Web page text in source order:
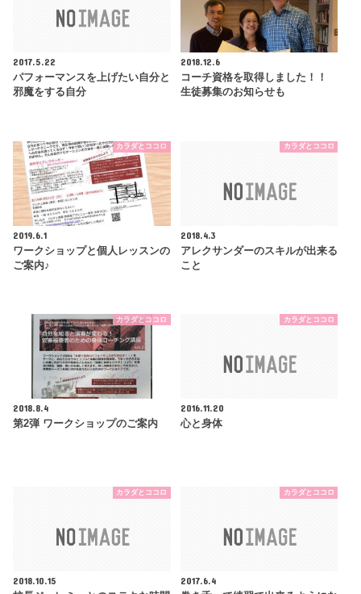
2017.5.22
パフォーマンスを上げたい自分と
邪魔をする自分
2018.12.6
コーチ資格を取得しました！！
生徒募集のお知らせも
カラダとココロ
2019.6.1
ワークショップと個人レッスンの
ご案内♪
カラダとココロ
2018.4.3
アレクサンダーのスキルが出来る
こと
カラダとココロ
2018.8.4
第2弾 ワークショップのご案内
カラダとココロ
2016.11.20
心と身体
カラダとココロ
2018.10.15
カラダとココロ
2017.6.4